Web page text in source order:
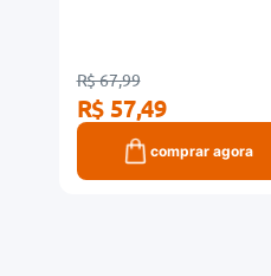
R$ 67,99
R$ 57,49
comprar agora